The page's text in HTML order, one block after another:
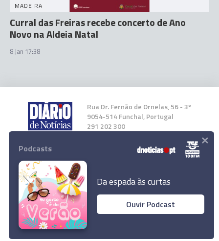
“Vejo o futuro com confiança”
MADEIRA
Curral das Freiras recebe concerto de Ano
Novo na Aldeia Natal
8 Jan 17:38
Rua Dr. Fernão de Ornelas, 56 - 3º
9054-514 Funchal, Portugal
291 202 300
Instale a nossa App
© 2026 Empresa Diário de Notícias, Lda.
Todos os direitos reservados.
Podcasts
Da espada às curtas
Ouvir Podcast
×